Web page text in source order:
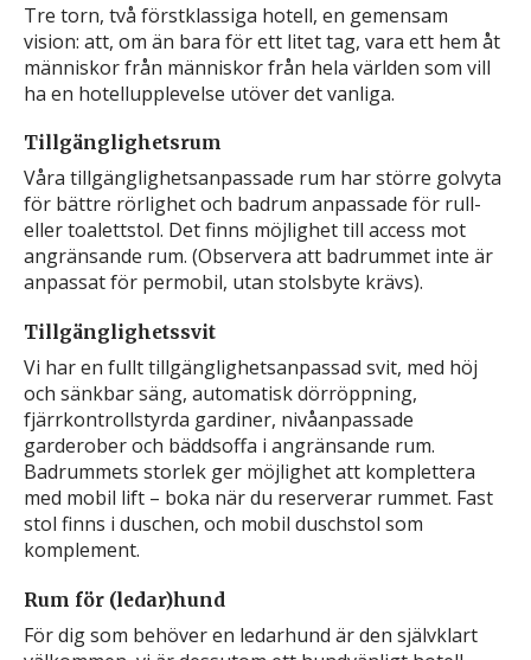
Tre torn, två förstklassiga hotell, en gemensam
vision: att, om än bara för ett litet tag, vara ett hem åt
människor från människor från hela världen som vill
ha en hotellupplevelse utöver det vanliga.
Tillgänglighetsrum
Våra tillgänglighetsanpassade rum har större golvyta
för bättre rörlighet och badrum anpassade för rull-
eller toalettstol. Det finns möjlighet till access mot
angränsande rum. (Observera att badrummet inte är
anpassat för permobil, utan stolsbyte krävs).
Tillgänglighetssvit
Vi har en fullt tillgänglighetsanpassad svit, med höj
och sänkbar säng, automatisk dörröppning,
fjärrkontrollstyrda gardiner, nivåanpassade
garderober och bäddsoffa i angränsande rum.
Badrummets storlek ger möjlighet att komplettera
med mobil lift – boka när du reserverar rummet. Fast
stol finns i duschen, och mobil duschstol som
komplement.
Rum för (ledar)hund
För dig som behöver en ledarhund är den självklart